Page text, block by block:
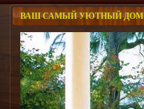
ВАШ САМЫЙ УЮТНЫЙ ДОМ